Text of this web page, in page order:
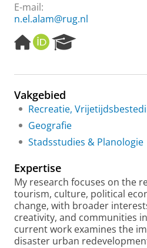
E-mail:
n.el.alam@rug.nl
H
o
e
a
g
e
O
R
I
e
c
o
a
l
Vakgebied
Recreatie,
Geografie
Stadsstudies & Planologie
Expertise
My research focuses on the
tourism, culture, political
change, with broader
creativity, and communities
current work examines the
disaster urban